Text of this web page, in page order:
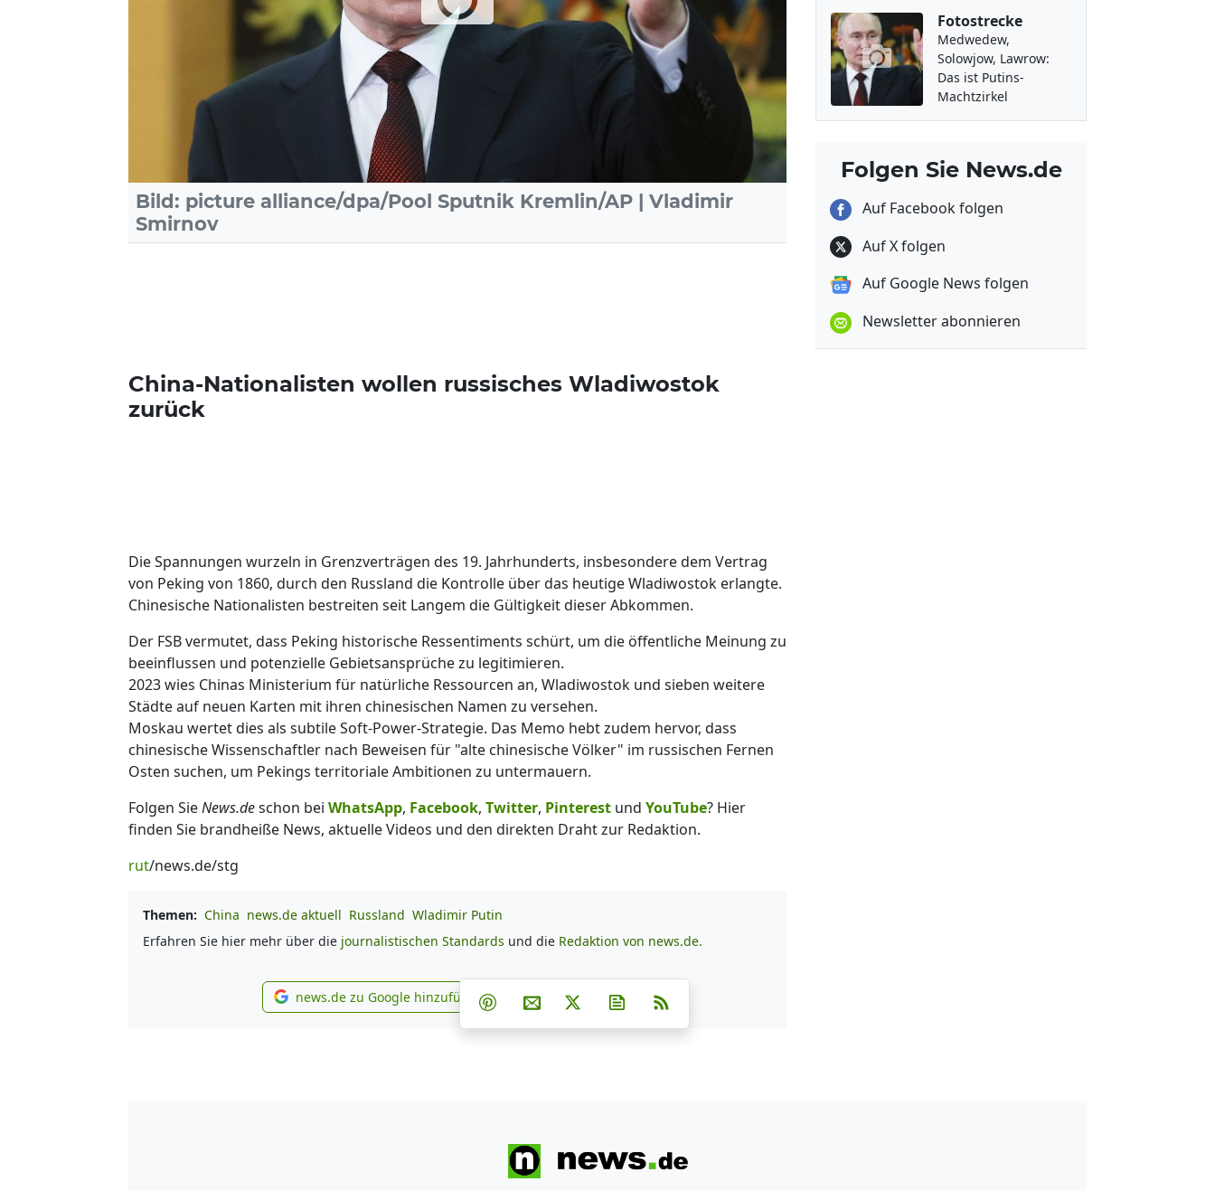
Bild: picture alliance/dpa/Pool Sputnik Kremlin/AP | Vladimir
Smirnov
China-Nationalisten wollen russisches Wladiwostok
zurück
Die Spannungen wurzeln in Grenzverträgen des 19. Jahrhunderts, insbesondere dem Vertrag
von Peking von 1860, durch den Russland die Kontrolle über das heutige Wladiwostok erlangte.
Chinesische Nationalisten bestreiten seit Langem die Gültigkeit dieser Abkommen.
Der FSB vermutet, dass Peking historische Ressentiments schürt, um die öffentliche Meinung zu
beeinflussen und potenzielle Gebietsansprüche zu legitimieren.
2023 wies Chinas Ministerium für natürliche Ressourcen an, Wladiwostok und sieben weitere
Städte auf neuen Karten mit ihren chinesischen Namen zu versehen.
Moskau wertet dies als subtile Soft-Power-Strategie. Das Memo hebt zudem hervor, dass
chinesische Wissenschaftler nach Beweisen für "alte chinesische Völker" im russischen Fernen
Osten suchen, um Pekings territoriale Ambitionen zu untermauern.
Folgen SieNews.deschon bei WhatsApp, Facebook, Twitter, Pinterest und YouTube? Hier
finden Sie brandheiße News, aktuelle Videos und den direkten Draht zur Redaktion.
rut/news.de/stg
Themen: China news.de aktuell Russland Wladimir Putin
Erfahren Sie hier mehr über die journalistischen Standards und die Redaktion von news.de.
news.de zu Google hinzufügen
news.de zu Google hinzufügen Teilen auf Facebook
Teilen auf Whatsapp
Teilen auf Telegram
Teilen auf Pinterest
Per E-Mail teilen
Post auf XNewsletter abonnieren
Fotostrecke
Medwedew,
Solowjow, Lawrow:
Das ist Putins-
Machtzirkel
Folgen Sie News.de
Auf Facebook folgen
Auf X folgen
Auf Google News folgen
Newsletter abonnieren